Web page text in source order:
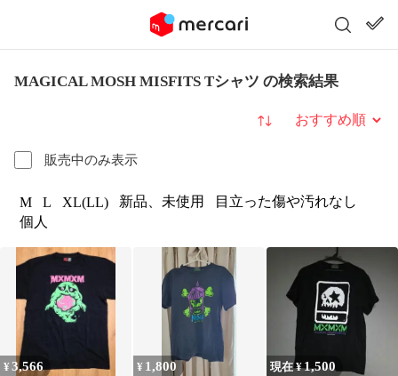
MAGICAL MOSH MISFITS Tシャツ の検索結果
販売中のみ表示
並び替え
M L XL(LL) 新品、未使用
目立った傷や汚れなし
個人
¥3,566 ¥ 1,800 現在 ¥1,500